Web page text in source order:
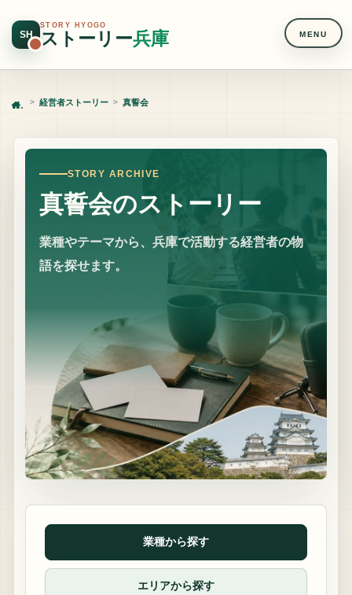
SH
STORY HYOGO
ストーリー兵庫 MENU
Home 経営者ストーリー 真誓会
STORY ARCHIVE
真誓会のストーリー
業種やテーマから、兵庫で活動する経営者の物
語を探せます。
業種から探す
エリアから探す